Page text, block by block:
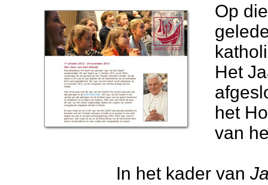
Op
Het
het
van
In het kader van